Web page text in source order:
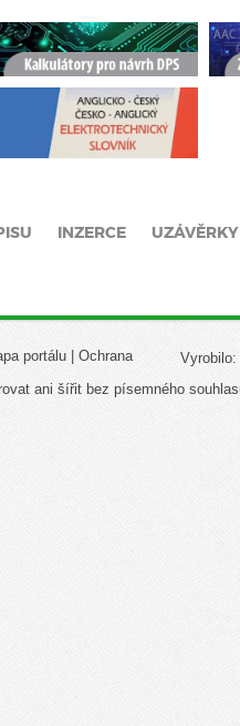
INZERCE UZÁVĚRKY
Vyrobilo:
portálu
Ochrana
ani šířit bez písemného